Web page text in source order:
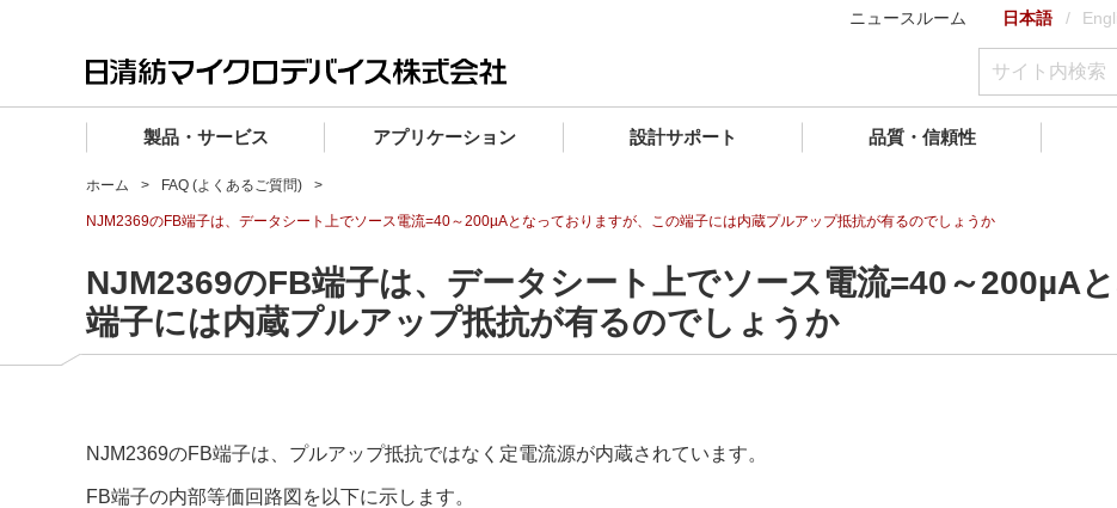
ニュースルーム 日本語
製品・サービス
製品・サービス TOP
マイクロ波製品
ファウンドリサービス
MUSESオフィシャルWebサイト
アプリケーション
アプリケーション TOP
車載機器向けIC
産業機器向けIC
マイクロ波
設計サポート
設計サポート TOP
マイクロ波製品
品質・信頼性
品質・信頼性 TOP
電子デバイス製品
マイクロ波製品
購入 TOP
マイクロ波製品
企業情報 TOP
企業理念
会社概要
事業拠点・関連会社
IR情報
ホーム FAQ (よくあるご質問)
NJM2369のFB端子は、データシート上でソース電流=40～200µAとなっておりますが、この端子には内蔵プルアップ抵抗が有るのでしょうか
NJM2369のFB端子は、データシート上でソース電流=40～200µA
端子には内蔵プルアップ抵抗が有るのでしょうか
NJM2369のFB端子は、プルアップ抵抗ではなく定電流源が内蔵されています。
FB端子の内部等価回路図を以下に示します。